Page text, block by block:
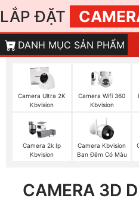
LẮP ĐẶT
DANH MỤC SẢN PHẨM
Camera Ultra 2K
Kbvision
Camera Wifi 360
Kbvision
Camera 2k Ip
Kbvision
Camera Kbvision
Ban Đêm Có Màu
CAMERA 3D